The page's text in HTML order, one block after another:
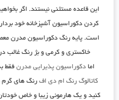
این قاعده مستثنی نیستند. اگر
کردن دکوراسیون آشپزخانه خود
است. پایه رنگ دکوراسیون مدرن
خاکستری و کرمی و بژ رنگ غالب
اما دکوراسیون پذیرایی مدرنفقط
کاتالوگ رنگ ام دی افرنگ های گرم
کنید و یک هارمونی زیبا و خاص